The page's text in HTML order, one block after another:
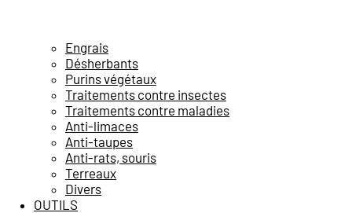
Engrais
Désherbants
Purins végétaux
Traitements contre insectes
Traitements contre maladies
Anti-limaces
Anti-taupes
Anti-rats, souris
Terreaux
Divers
OUTILS